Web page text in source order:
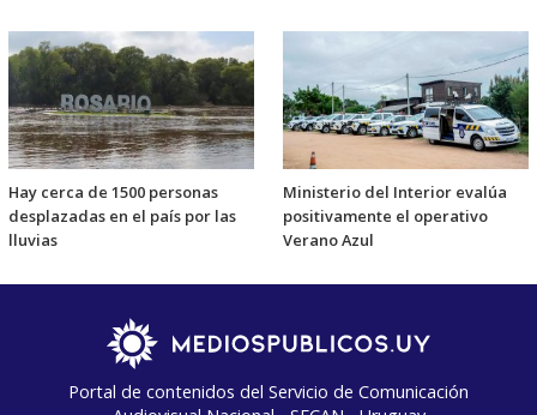
Hay cerca de 1500 personas
desplazadas en el país por las
lluvias
Ministerio del Interior evalúa
positivamente el operativo
Verano Azul
Portal de contenidos del Servicio de Comunicación